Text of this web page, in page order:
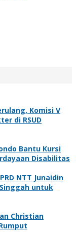
Komisi V
di RSUD
Bantu Kursi
Disabilitas
NTT Junaidin
untuk
Christian